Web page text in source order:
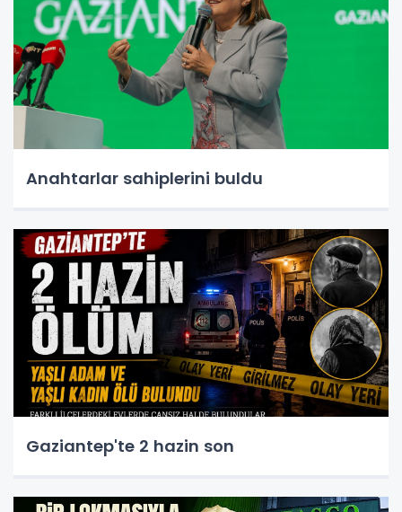
Anahtarlar sahiplerini buldu
Gaziantep'te 2 hazin son